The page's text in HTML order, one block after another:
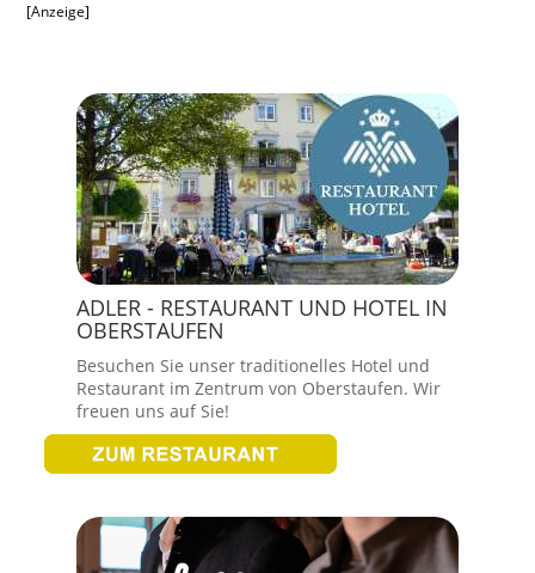
[Anzeige]
ADLER - RESTAURANT UND HOTEL IN
OBERSTAUFEN
Besuchen Sie unser traditionelles Hotel und
Restaurant im Zentrum von Oberstaufen. Wir
freuen uns auf Sie!